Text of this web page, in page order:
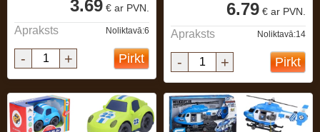
3.69 € ar PVN.
Apraksts Noliktavā:6
- + Pirkt
6.79 € ar PVN.
Apraksts Noliktavā:14
- + Pirkt